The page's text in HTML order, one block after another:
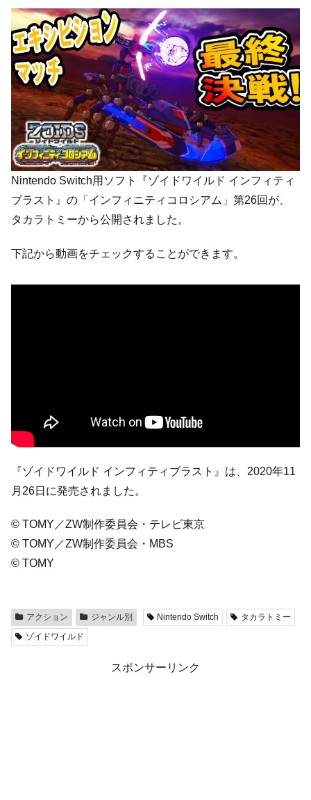
Nintendo Switch用ソフト『ゾイドワイルド インフィティ
ブラスト』の「インフィニティコロシアム」第26回が、
タカラトミーから公開されました。
下記から動画をチェックすることができます。
『ゾイドワイルド インフィティブラスト』は、2020年11
月26日に発売されました。
© TOMY／ZW制作委員会・テレビ東京
© TOMY／ZW制作委員会・MBS
© TOMY
アクション ジャンル別 Nintendo Switch
タカラトミー
ゾイドワイルド
スポンサーリンク